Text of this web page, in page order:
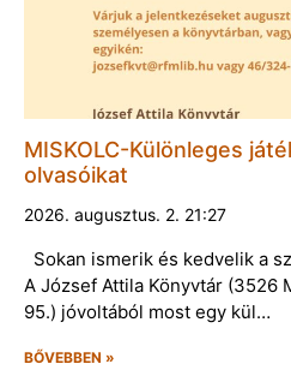
MISKOLC-Különleges
olvasóikat
2026. augusztus. 2. 21:27
Sokan ismerik és kedvelik a
A József Attila Könyvtár (3526
95.) jóvoltából most egy kül…
BŐVEBBEN »